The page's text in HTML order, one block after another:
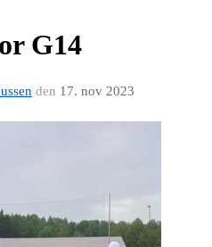
G14
den 17. nov 2023